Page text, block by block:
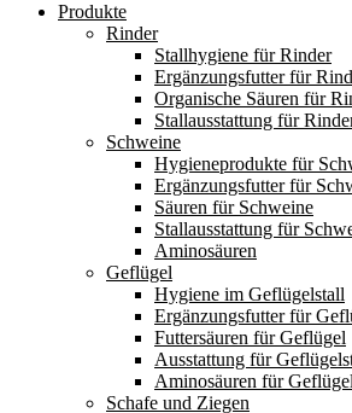
Produkte
Rinder
Stallhygiene für Rinder
Ergänzungsfutter für
Organische Säuren für
Stallausstattung für
Schweine
Hygieneprodukte für
Ergänzungsfutter für
Säuren für Schweine
Stallausstattung für
Aminosäuren
Geflügel
Hygiene im Geflügelstall
Ergänzungsfutter für
Futtersäuren für Geflügel
Ausstattung für
Aminosäuren für Geflügel
Schafe und Ziegen